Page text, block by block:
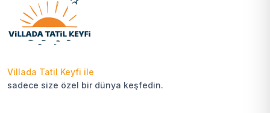
Villada Tatil Keyfi ile
sadece size özel bir dünya keşfedin.